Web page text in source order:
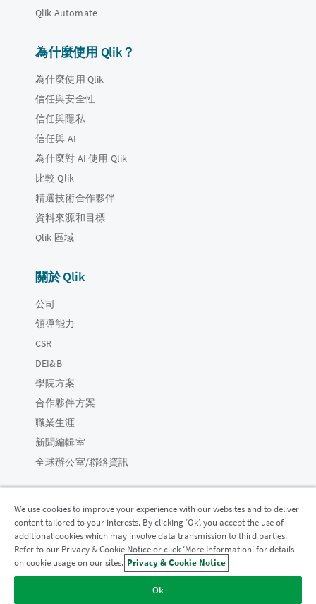
Qlik Automate
為什麼使用 Qlik？
為什麼使用 Qlik
信任與安全性
信任與隱私
信任與 AI
為什麼對 AI 使用 Qlik
比較 Qlik
精選技術合作夥伴
資料來源和目標
Qlik 區域
關於 Qlik
公司
領導能力
CSR
DEI&B
學院方案
合作夥伴方案
職業生涯
新聞編輯室
全球辦公室/聯絡資訊
Qlik 社群
法律合約 產品條款 Legal Policies
法律條規
Do Not Share My Info
We use cookies to improve your experience with our websites and to deliver
content tailored to your interests. By clicking ‘Ok’, you accept the use of
additional cookies which may involve data transmission to third parties.
Refer to our Privacy & Cookie Notice or click ‘More Information’ for details
on cookie usage on our sites. Privacy & Cookie Notice
Ok